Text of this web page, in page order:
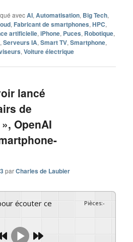
avecAI,Automatisation, Big Tech,
, Fabricant de smartphones,HPC,
artificielle,iPhone, Puces, Robotique,
,Serveurs IA,Smart TV,Smartphone,
,Voiture électrique
lancé
de
OpenAI
parCharles de Laubier
Pièces:-